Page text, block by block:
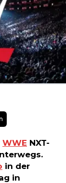
WWE NXT-
in der
in